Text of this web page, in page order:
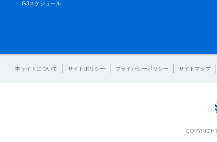
G3スケジュール
本サイトについて サイトポリシー プライバシーポリシー サイトマップ